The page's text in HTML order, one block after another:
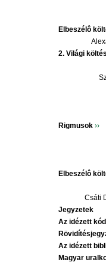
Elbeszélô
2. Világi
Rigmusok ››
Elbeszélô
Csáti
Jegyzetek
Az idézett
Az idézett
Magyar